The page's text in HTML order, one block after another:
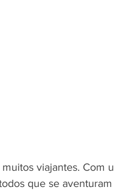
viajantes. Com
que se